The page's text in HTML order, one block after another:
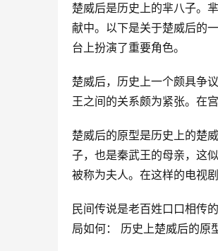
楚威后是历史上的芈八子。
献中。以下是关于楚威后的
台上扮演了重要角色。
楚威后，历史上一个颇具争
王之间的关系颇为紧张。在
楚威后的原型是历史上的楚
子，也是秦武王的母亲，这
被称为夫人。在这样的电视
民间传说是老百姓口口相传
局如何： 历史上楚威后的原